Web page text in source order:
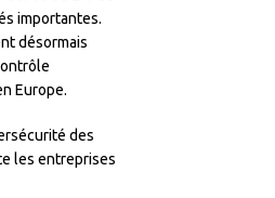
importantes.
désormais
Europe.
des
les entreprises